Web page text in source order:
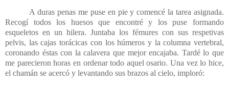
A duras penas me puse en pie y comencé la tarea asignada.
Recogí todos los huesos que encontré y los puse formando
esqueletos en un hilera. Juntaba los fémures con sus respetivas
pelvis, las cajas torácicas con los húmeros y la columna vertebral,
coronando éstas con la calavera que mejor encajaba. Tardé lo que
me parecieron horas en ordenar todo aquel osario. Una vez lo hice,
el chamán se acercó y levantando sus brazos al cielo, imploró: